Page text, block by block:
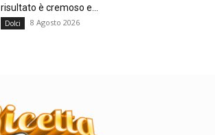
risultato è cremoso e...
Dolci 8 Agosto 2026